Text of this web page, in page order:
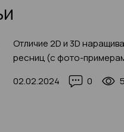
Отличие 2D и 3D
ресниц (с фото-
02.02.2024 0